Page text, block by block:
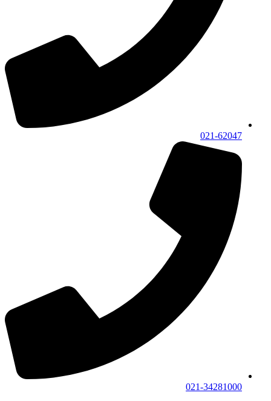
021-62047
021-34281000